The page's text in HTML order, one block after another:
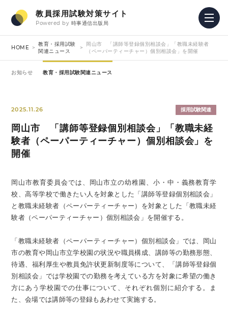
教員採用試験対策サイト
Powered by 時事通信出版局
HOME
教育・採用試験
関連ニュース
岡山市 「講師等登録個別相談会」「教職未経験者
（ペーパーティーチャー）個別相談会」を開催
お知らせ 教育・採用試験関連ニュース
2025.11.26 採用試験関連
岡山市 「講師等登録個別相談会」「教職未経
験者（ペーパーティーチャー）個別相談会」を
開催
岡山市教育委員会では、岡山市立の幼稚園、小・中・義務教育学
校、高等学校で働きたい人を対象とした「講師等登録個別相談会」
と教職未経験者（ペーパーティーチャー）を対象とした「教職未経
験者（ペーパーティーチャー）個別相談会」を開催する。
「教職未経験者（ペーパーティーチャー）個別相談会」では、岡山
市の教育や岡山市立学校園の状況や職員構成、講師等の勤務形態、
待遇、福利厚生や教員免許状更新制度等について、「講師等登録個
別相談会」では学校園での勤務を考えている方を対象に希望の働き
方にあう学校園での仕事について、それぞれ個別に紹介する。ま
た、会場では講師等の登録もあわせて実施する。